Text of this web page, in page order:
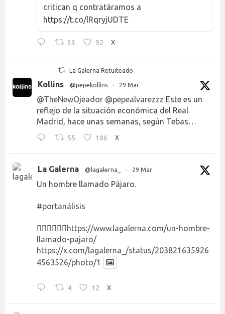
critican q contratáramos a
https://t.co/lRqryjUDTE
33 92 X
La Galerna Retuiteado
Kollins @pepekollins · 29 Mar
@TheNewOjeador @pepealvarezzz Este es un
reflejo de la situación económica del Real
Madrid, hace unas semanas, según Tebas…
55 186 X
La Galerna @lagalerna_ · 29 Mar
Un hombre llamado Pájaro.
#portanálisis
👉🏻👉🏻👉🏻 https://www.lagalerna.com/un-hombre-
llamado-pajaro/
https://x.com/lagalerna_/status/203821635926
4563526/photo/1
4 12 X